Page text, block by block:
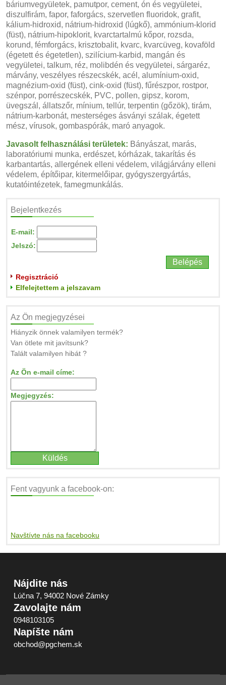
báriumvegyületek, pamutpor, cement, ón és vegyületei,
diszulfirám, fapor, faforgács, szervetlen fluoridok, grafit,
kálium-hidroxid, nátrium-hidroxid (lúgkő), ammónium-klorid
(füst), nátrium-hipoklorit, kvarctartalmú kőpor, rozsda,
korund, fémforgács, krisztobalit, kvarc, kvarcüveg, kovaföld
(égetett és égetetlen), szilícium-karbid, mangán és
vegyületei, talkum, réz, molibdén és vegyületei, sárgaréz,
márvány, veszélyes részecskék, acél, alumínium-oxid,
magnézium-oxid (füst), cink-oxid (füst), fűrészpor, rostpor,
szénpor, porrészecskék, PVC, pollen, gipsz, korom,
üvegszál, állatszőr, mínium, tellúr, terpentin (gőzök), tirám,
nátrium-karbonát, mesterséges ásványi szálak, égetett
mész, vírusok, gombaspórák, maró anyagok.
Javasolt felhasználási területek: Bányászat, marás,
laboratóriumi munka, erdészet, kórházak, takarítás és
karbantartás, allergének elleni védelem, világjárvány elleni
védelem, építőipar, kitermelőipar, gyógyszergyártás,
kutatóintézetek, famegmunkálás.
Bejelentkezés
E-mail:
Jelszó:
Regisztráció
Elfelejtettem a jelszavam
Az Ön megjegyzései
Hiányzik önnek valamilyen termék?
Van ötlete mit javítsunk?
Talált valamilyen hibát ?
Az Ön e-mail címe:
Megjegyzés:
Fent vagyunk a facebook-on:
Navštívte nás na facebooku
Nájdite nás
Lúčna 7, 94002 Nové Zámky
Zavolajte nám
0948103105
Napíšte nám
obchod@pgchem.sk